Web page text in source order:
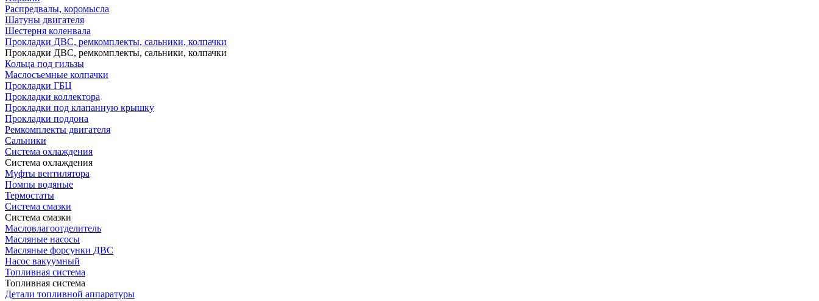
Распредвалы, коромысла
Шатуны двигателя
Шестерня коленвала
Прокладки ДВС, ремкомплекты, сальники, колпачки
Прокладки ДВС, ремкомплекты, сальники, колпачки
Кольца под гильзы
Маслосъемные колпачки
Прокладки ГБЦ
Прокладки коллектора
Прокладки под клапанную крышку
Прокладки поддона
Ремкомплекты двигателя
Сальники
Система охлаждения
Система охлаждения
Муфты вентилятора
Помпы водяные
Термостаты
Система смазки
Система смазки
Масловлагоотделитель
Масляные насосы
Масляные форсунки ДВС
Насос вакуумный
Топливная система
Топливная система
Детали топливной аппаратуры